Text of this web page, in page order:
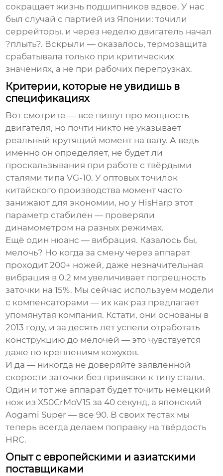
сокращает жизнь подшипников вдвое. У нас
был случай с партией из Японии: точили
серрейторы, и через неделю двигатель начал
?плыть?. Вскрыли — оказалось, термозащита
срабатывала только при критических
значениях, а не при рабочих перегрузках.
Критерии, которые не увидишь в
спецификациях
Вот смотрите — все пишут про мощность
двигателя, но почти никто не указывает
реальный крутящий момент на валу. А ведь
именно он определяет, не будет ли
проскальзывания при работе с твёрдыми
сталями типа VG-10. У оптовых точилок
китайского производства момент часто
занижают для экономии, но у HisHarp этот
параметр стабилен — проверяли
динамометром на разных режимах.
Ещё один нюанс — вибрация. Казалось бы,
мелочь? Но когда за смену через аппарат
проходит 200+ ножей, даже незначительная
вибрация в 0.2 мм увеличивает погрешность
заточки на 15%. Мы сейчас используем модели
с компенсаторами — их как раз предлагает
упомянутая компания. Кстати, они основаны в
2013 году, и за десять лет успели отработать
конструкцию до мелочей — это чувствуется
даже по креплениям кожухов.
И да — никогда не доверяйте заявленной
скорости заточки без привязки к типу стали.
Один и тот же аппарат будет точить немецкий
нож из X50CrMoV15 за 40 секунд, а японский
Aogami Super — все 90. В своих тестах мы
теперь всегда делаем поправку на твёрдость
HRC.
Опыт с европейскими и азиатскими
поставщиками